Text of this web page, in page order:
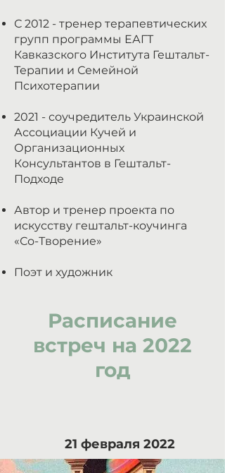
С 2012 - тренер терапевтических
групп программы ЕАГТ
Кавказского Института Гештальт-
Терапии и Семейной
Психотерапии
2021 - соучредитель Украинской
Ассоциации Кучей и
Организационных
Консультантов в Гештальт-
Подходе
Автор и тренер проекта по
искусству гештальт-коучинга
«Со-Творение»
Поэт и художник
Расписание
встреч на 2022
год
21 февраля 2022